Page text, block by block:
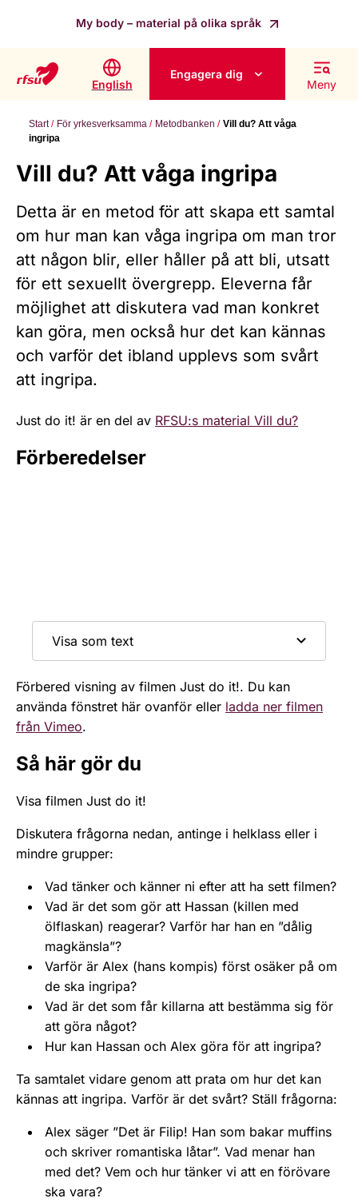
My body – material på olika språk
English
Engagera dig
Meny
Start För yrkesverksamma Metodbanken
Vill du? Att våga
ingripa
Vill du? Att våga ingripa
Detta är en metod för att skapa ett samtal
om hur man kan våga ingripa om man tror
att någon blir, eller håller på att bli, utsatt
för ett sexuellt övergrepp. Eleverna får
möjlighet att diskutera vad man konkret
kan göra, men också hur det kan kännas
och varför det ibland upplevs som svårt
att ingripa.
Just do it! är en del av RFSU:s material Vill du?
Förberedelser
Visa som text
Förbered visning av filmen Just do it!. Du kan
använda fönstret här ovanför eller ladda ner filmen
från Vimeo.
Så här gör du
Visa filmen Just do it!
Diskutera frågorna nedan, antinge i helklass eller i
mindre grupper:
Vad tänker och känner ni efter att ha sett filmen?
Vad är det som gör att Hassan (killen med
ölflaskan) reagerar? Varför har han en ”dålig
magkänsla”?
Varför är Alex (hans kompis) först osäker på om
de ska ingripa?
Vad är det som får killarna att bestämma sig för
att göra något?
Hur kan Hassan och Alex göra för att ingripa?
Ta samtalet vidare genom att prata om hur det kan
kännas att ingripa. Varför är det svårt? Ställ frågorna:
Alex säger ”Det är Filip! Han som bakar muffins
och skriver romantiska låtar”. Vad menar han
med det? Vem och hur tänker vi att en förövare
ska vara?